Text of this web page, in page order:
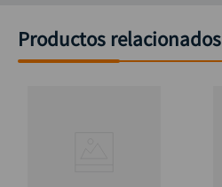
Productos relacionados